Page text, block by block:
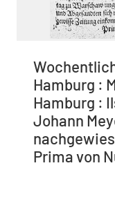
Hamburg :
Hamburg :
Johann
Prima von